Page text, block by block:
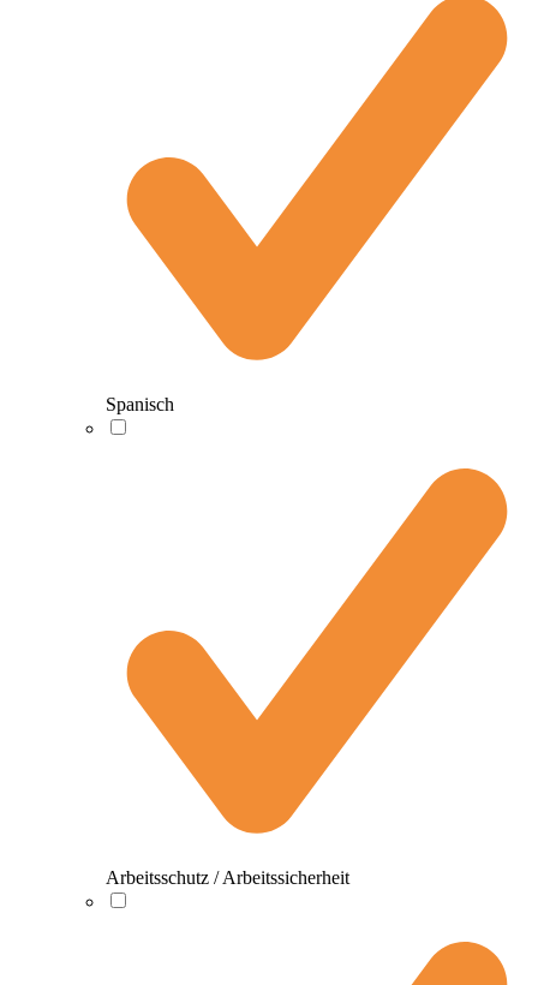
Spanisch
Arbeitsschutz / Arbeitssicherheit